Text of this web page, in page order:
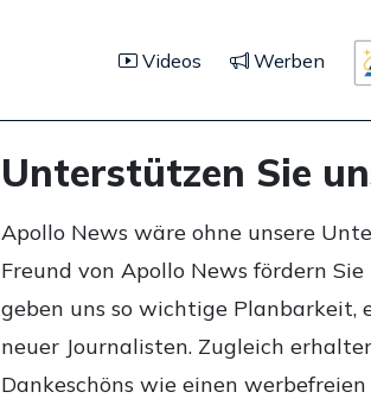
Videos Werben
Unterstützen Sie
Apollo News wäre ohne unsere
Freund von Apollo News fördern
geben uns so wichtige Planbarkeit,
neuer Journalisten. Zugleich
Dankeschöns wie einen